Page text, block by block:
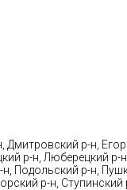
р-н,
р-н, Люберецкий
Подольский р-н,
р-н,